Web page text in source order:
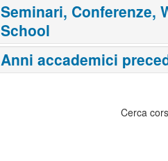
Seminari, Conferenze,
School
Anni accademici
Cerca